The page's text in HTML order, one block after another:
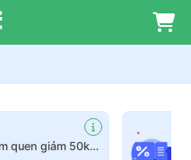
quen giảm 50k